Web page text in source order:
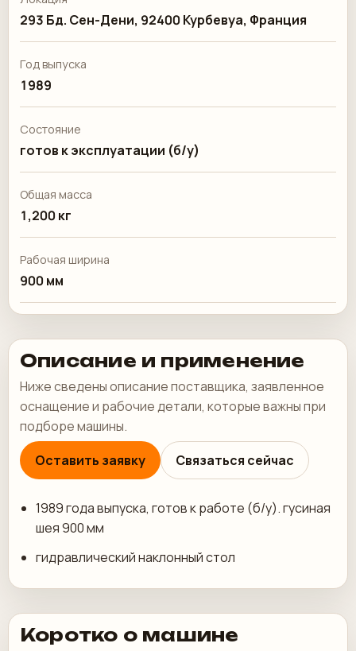
293 Бд. Сен-Дени, 92400 Курбевуа, Франция
Год выпуска
1989
Состояние
готов к эксплуатации (б/у)
Общая масса
1,200 кг
Рабочая ширина
900 мм
Описание и применение
Ниже сведены описание поставщика, заявленное
оснащение и рабочие детали, которые важны при
подборе машины.
Оставить заявку
Связаться сейчас
1989 года выпуска, готов к работе (б/у). гусиная
шея 900 мм
гидравлический наклонный стол
Коротко о машине